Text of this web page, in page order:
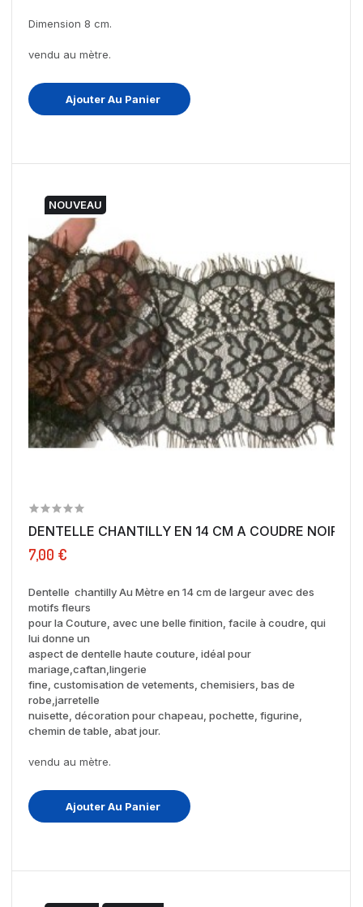
Dimension 8 cm.
vendu au mètre.
Ajouter Au Panier
NOUVEAU
DENTELLE CHANTILLY EN 14 CM A COUDRE NOIR.
7,00 €
Dentelle chantilly Au Mètre en 14 cm de largeur avec des
motifs fleurs
pour la Couture, avec une belle finition, facile à coudre, qui
lui donne un
aspect de dentelle haute couture, idéal pour
mariage,caftan,lingerie
fine, customisation de vetements, chemisiers, bas de
robe,jarretelle
nuisette, décoration pour chapeau, pochette, figurine,
chemin de table, abat jour.
vendu au mètre.
Ajouter Au Panier